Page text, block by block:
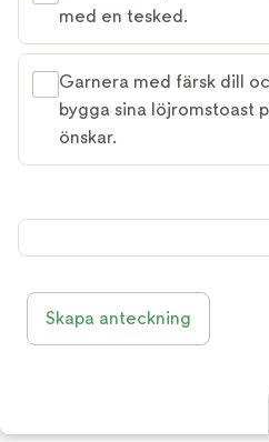
med en tesked.
Garnera med färsk dill
bygga sina löjromstoast
önskar.
Skapa anteckning